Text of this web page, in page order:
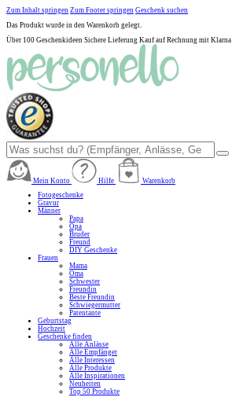
Zum Inhalt springen Zum Footer springen Geschenk suchen
Das Produkt wurde in den Warenkorb gelegt.
Über 100 Geschenkideen Sichere Lieferung Kauf auf Rechnung mit Klarna
Mein Konto Hilfe
Warenkorb
Fotogeschenke
Gravur
Männer
Papa
Opa
Bruder
Freund
DIY Geschenke
Frauen
Mama
Oma
Schwester
Freundin
Beste Freundin
Schwiegermutter
Patentante
Geburtstag
Hochzeit
Geschenke finden
Alle Anlässe
Alle Empfänger
Alle Interessen
Alle Produkte
Alle Inspirationen
Neuheiten
Top 50 Produkte